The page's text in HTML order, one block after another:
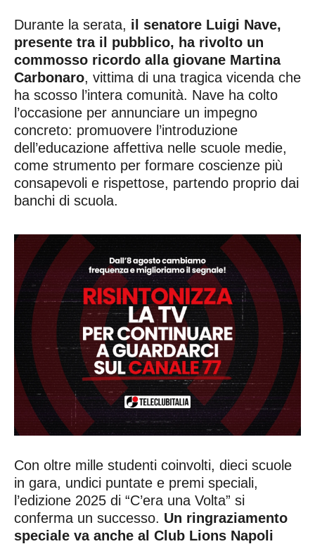
Durante la serata, il senatore Luigi Nave,
presente tra il pubblico, ha rivolto un
commosso ricordo alla giovane Martina
Carbonaro, vittima di una tragica vicenda che
ha scosso l’intera comunità. Nave ha colto
l’occasione per annunciare un impegno
concreto: promuovere l’introduzione
dell’educazione affettiva nelle scuole medie,
come strumento per formare coscienze più
consapevoli e rispettose, partendo proprio dai
banchi di scuola.
Con oltre mille studenti coinvolti, dieci scuole
in gara, undici puntate e premi speciali,
l’edizione 2025 di “C’era una Volta” si
conferma un successo. Un ringraziamento
speciale va anche al Club Lions Napoli